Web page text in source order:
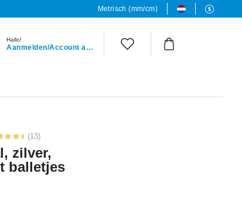
Metrisch (mm/cm)
Hallo!
Aanmelden/Account aanmaken
(13)
zilver,
balletjes